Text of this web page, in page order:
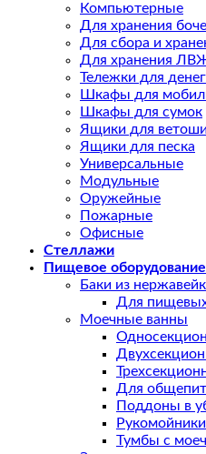
Компьютерные
Для хранения
Для сбора и
Для хранения
Тележки для денег
Шкафы для
Шкафы для сумок
Ящики для ветоши
Ящики для песка
Универсальные
Модульные
Оружейные
Пожарные
Офисные
Стеллажи
Пищевое оборудование
Баки из
Для
Моечные ванны
Для
Поддоны в
Рукомойники
Тумбы с